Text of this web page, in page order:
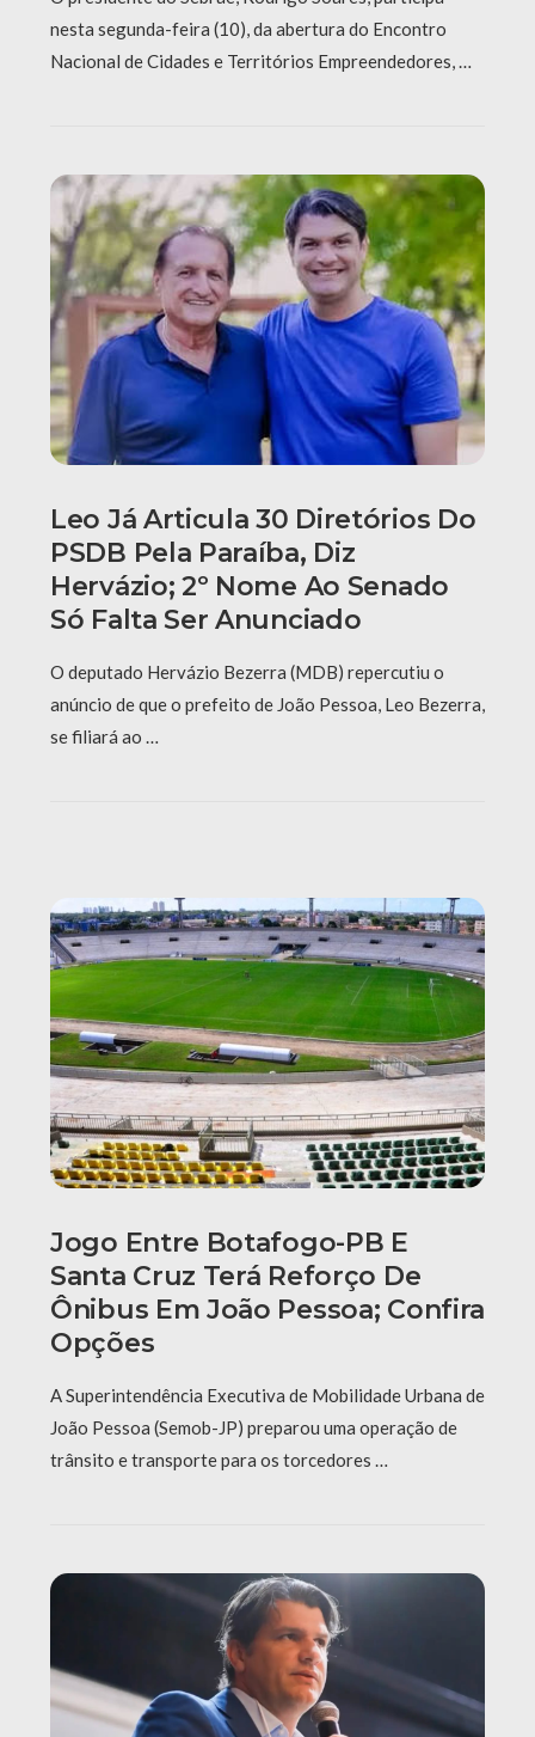
nesta segunda-feira (10), da abertura do Encontro
Nacional de Cidades e Territórios Empreendedores, …
Leo Já Articula 30 Diretórios Do
PSDB Pela Paraíba, Diz
Hervázio; 2º Nome Ao Senado
Só Falta Ser Anunciado
O deputado Hervázio Bezerra (MDB) repercutiu o
anúncio de que o prefeito de João Pessoa, Leo Bezerra,
se filiará ao …
Jogo Entre Botafogo-PB E
Santa Cruz Terá Reforço De
Ônibus Em João Pessoa; Confira
Opções
A Superintendência Executiva de Mobilidade Urbana de
João Pessoa (Semob-JP) preparou uma operação de
trânsito e transporte para os torcedores …